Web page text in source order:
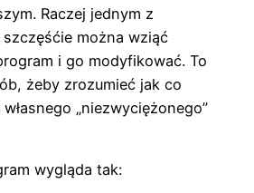
Raczej jednym z
można wziąć
i go modyfikować. To
żeby zrozumieć jak co
„niezwyciężonego”
wygląda tak: